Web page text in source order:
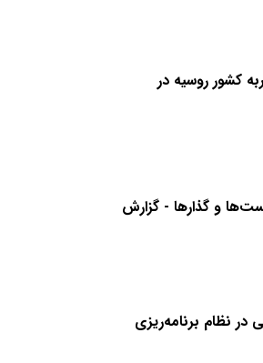
کشور روسیه در
و گذارها - گزارش
در نظام برنامه‌ریزی